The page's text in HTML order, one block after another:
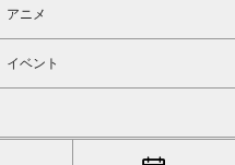
アニメ
イベント